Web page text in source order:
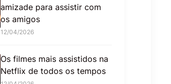
amizade para assistir com
os amigos
12/04/2026
Os filmes mais assistidos na
Netflix de todos os tempos